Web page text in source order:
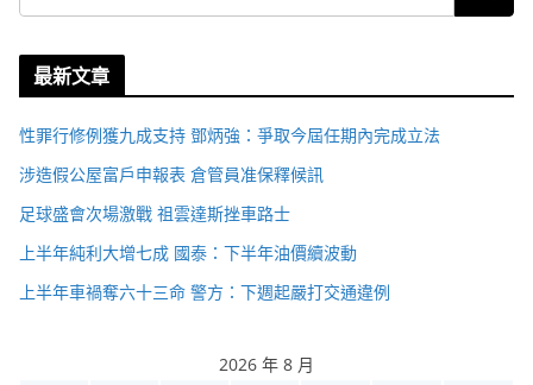
最新文章
性罪行修例獲九成支持 鄧炳強：爭取今屆任期內完成立法
涉造假公屋富戶申報表 倉管員准保釋候訊
足球盛會次場激戰 祖雲達斯挫車路士
上半年純利大增七成 國泰：下半年油價續波動
上半年車禍奪六十三命 警方：下週起嚴打交通違例
2026 年 8 月